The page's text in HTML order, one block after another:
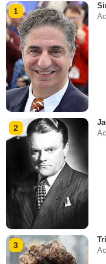
1
2
3